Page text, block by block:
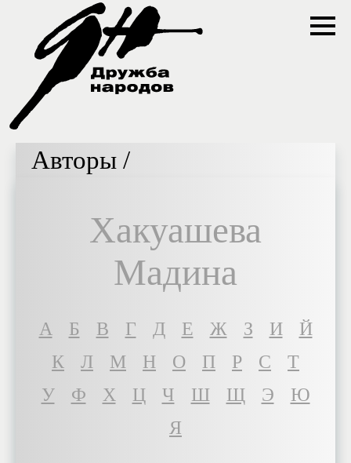
Авторы /
Хакуашева
Мадина
A Б В Г Д Е Ж З И
Й
К
Л М Н О П Р С
Т
У
Ф Х Ц Ч Ш Щ Э
Ю
Я